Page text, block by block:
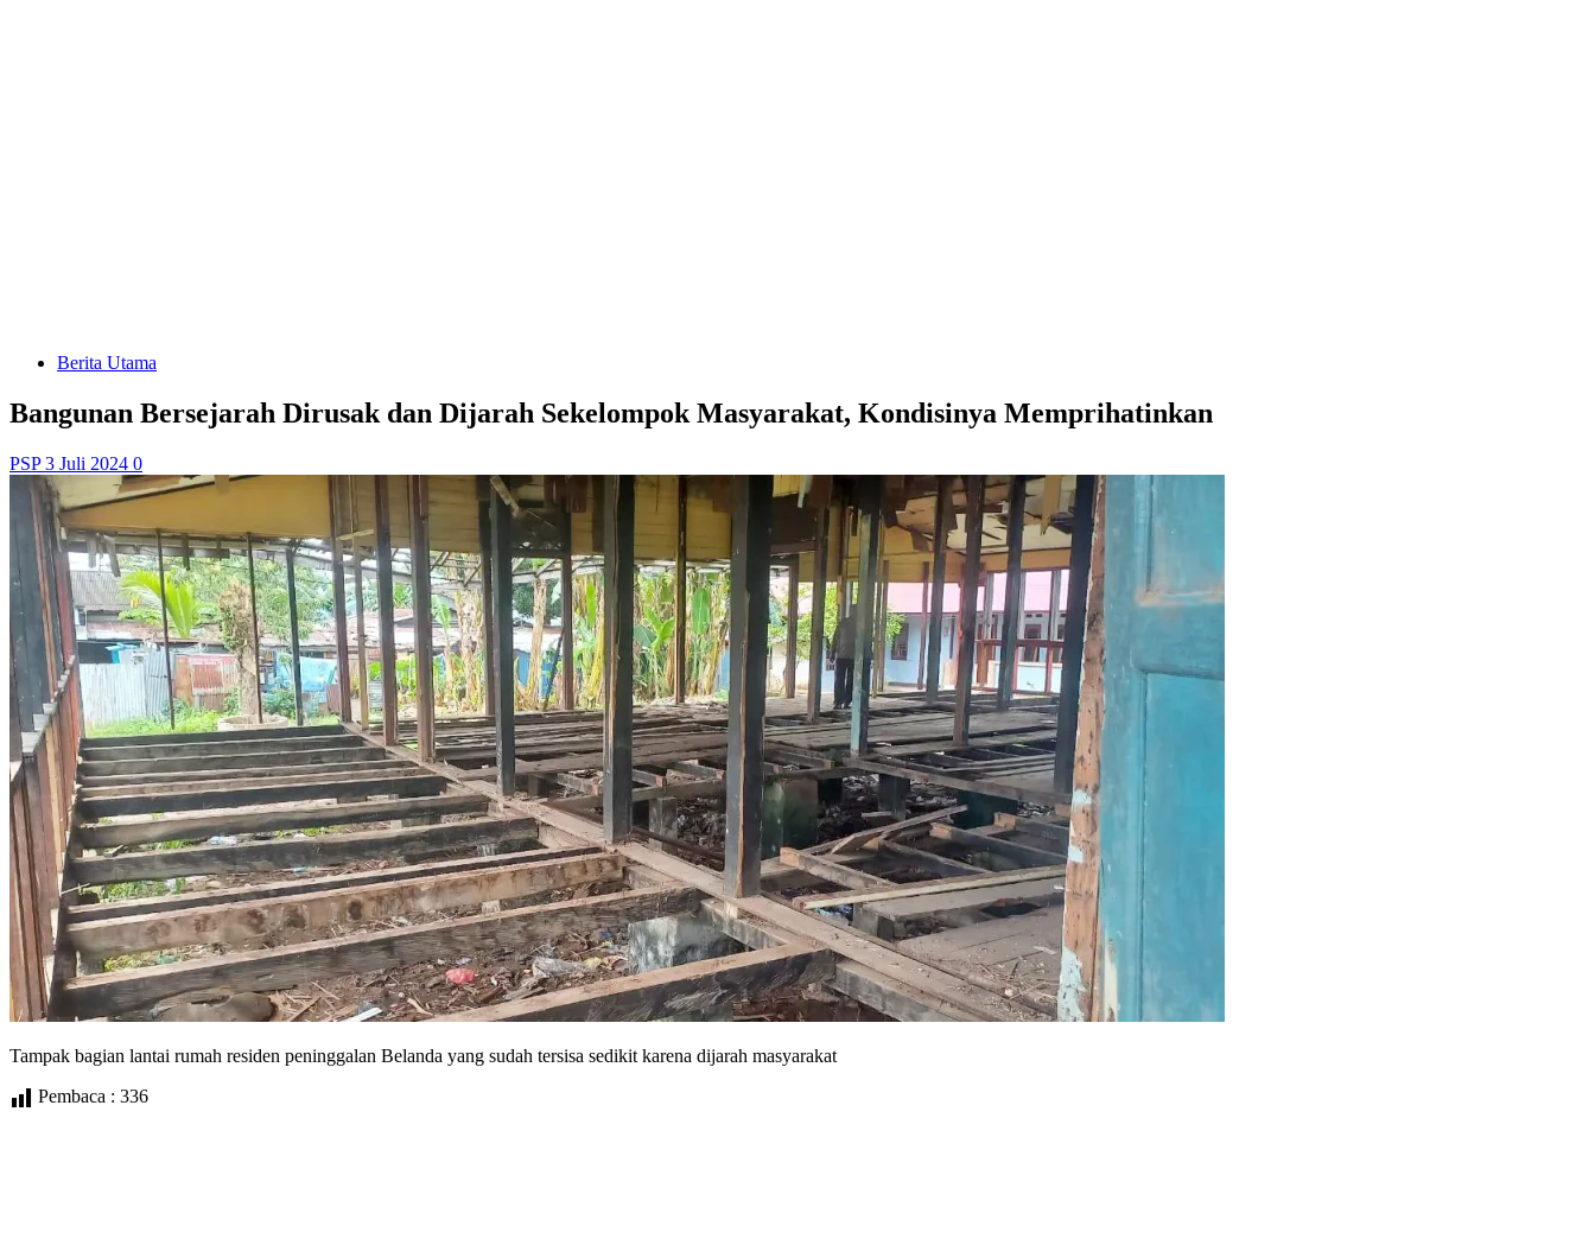
Berita Utama
Bangunan Bersejarah Dirusak dan Dijarah Sekelompok Masyarakat, Kondisinya Memprihatinkan
PSP3 Juli 2024 0
Tampak bagian lantai rumah residen peninggalan Belanda yang sudah tersisa sedikit karena dijarah masyarakat
Pembaca : 336